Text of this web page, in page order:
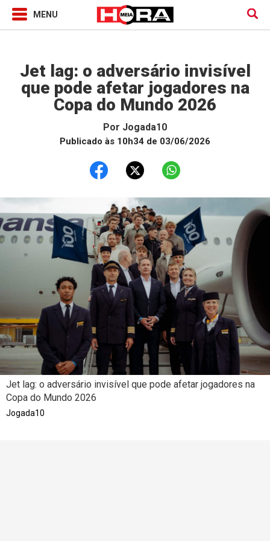
Jet lag: o adversário invisível
que pode afetar jogadores na
Copa do Mundo 2026
Por Jogada10
Publicado às 10h34 de 03/06/2026
Jet lag: o adversário invisível que pode afetar jogadores na
Copa do Mundo 2026
Jogada10